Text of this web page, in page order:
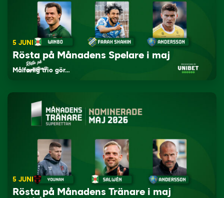
5 JUNI
Rösta på Månadens Spelare i maj
Målfarlig trio gör…
5 JUNI
Rösta på Månadens Tränare i maj